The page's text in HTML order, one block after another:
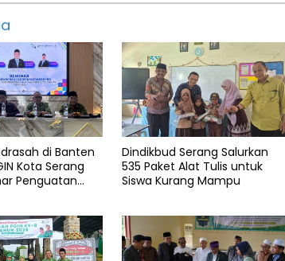
Dindikbud
Jalur
Prestasi
Kemendikbud
PPDB
Online
Sma
negeri 1
Malingping
di Banten
Kota Serang
Penguatan
Dindikbud Serang Salurkan
535 Paket Alat Tulis untuk
Siswa Kurang Mampu